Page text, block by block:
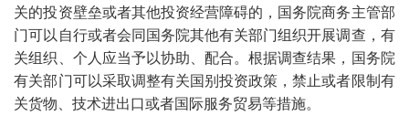
关的投资壁垒或者其他投资经营障碍的，国务院商务主管部
门可以自行或者会同国务院其他有关部门组织开展调查，有
关组织、个人应当予以协助、配合。根据调查结果，国务院
有关部门可以采取调整有关国别投资政策，禁止或者限制有
关货物、技术进出口或者国际服务贸易等措施。